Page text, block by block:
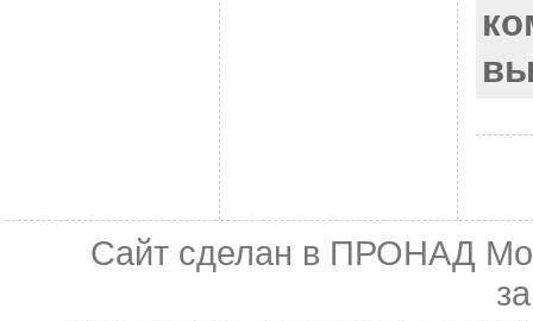
Сайт сделан в ПРОНАД